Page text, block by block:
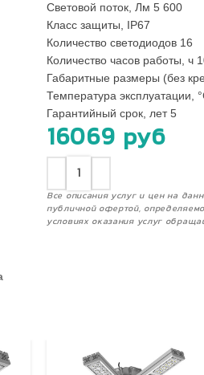
Световой поток, Лм 5 600
Класс защиты, IP67
Количество светодиодов 16
Количество часов работы, ч
Габаритные размеры (без
Температура эксплуатации,
Гарантийный срок, лет 5
16069 руб
Все описания услуг и цен на
публичной офертой,
условиях оказания услуг